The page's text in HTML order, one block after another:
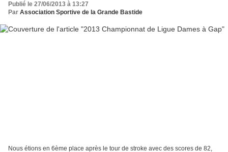
Publié le 27/06/2013 à 13:27
Par Association Sportive de la Grande Bastide
Nous étions en 6ème place après le tour de stroke avec des scores de 82,